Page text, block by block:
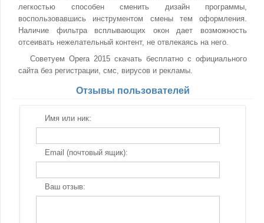
легкостью способен сменить дизайн программы,
воспользовавшись инструментом смены тем оформления.
Наличие фильтра всплывающих окон дает возможность
отсеивать нежелательный контент, не отвлекаясь на него.
Советуем Opera 2015 скачать бесплатно с официального
сайта без регистрации, смс, вирусов и рекламы.
Отзывы пользователей
Имя или ник:
Email (почтовый ящик):
Ваш отзыв: